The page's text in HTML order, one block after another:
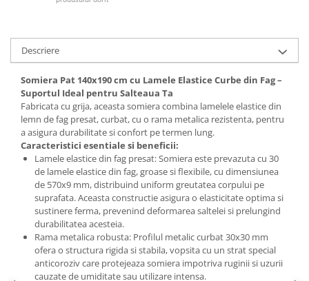
Scaune gradinita
Set mese si scaune gradinita
Mobila camera copii
Scaune birou pentru copii
Saltele patuturi copii
Paturi copii
Masa si scaune gradinita
Seturi comode living si dormitor
Descriere
Somiera Pat 140x190 cm cu Lamele Elastice Curbe din Fag –
Suportul Ideal pentru Salteaua Ta
Fabricata cu grija, aceasta somiera combina lamelele elastice din
lemn de fag presat, curbat, cu o rama metalica rezistenta, pentru
a asigura durabilitate si confort pe termen lung.
Caracteristici esentiale si beneficii:
Lamele elastice din fag presat: Somiera este prevazuta cu 30
de lamele elastice din fag, groase si flexibile, cu dimensiunea
de 570x9 mm, distribuind uniform greutatea corpului pe
suprafata. Aceasta constructie asigura o elasticitate optima si
sustinere ferma, prevenind deformarea saltelei si prelungind
durabilitatea acesteia.
Rama metalica robusta: Profilul metalic curbat 30x30 mm
ofera o structura rigida si stabila, vopsita cu un strat special
anticoroziv care protejeaza somiera impotriva ruginii si uzurii
cauzate de umiditate sau utilizare intensa.